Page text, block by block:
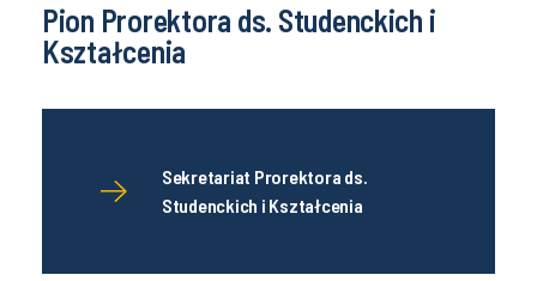
Pion Prorektora ds. Studenckich i
Kształcenia
Sekretariat Prorektora ds.
Studenckich i Kształcenia